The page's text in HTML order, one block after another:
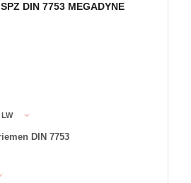
DIN 7753 MEGADYNE
LW
DIN 7753